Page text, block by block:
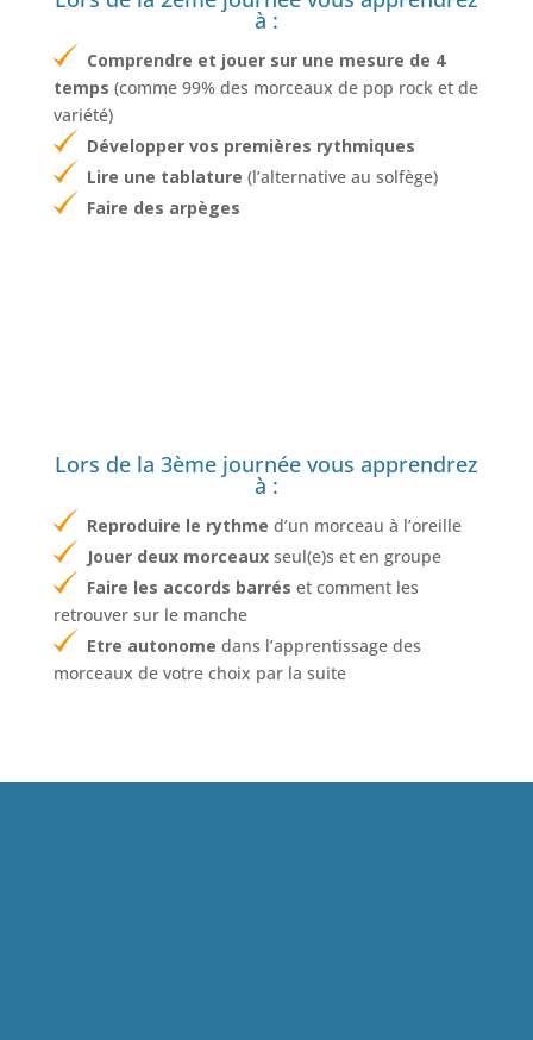
à :
Comprendre et jouer sur une mesure de 4
temps (comme 99% des morceaux de pop rock et de
variété)
Développer vos premières rythmiques
Lire une tablature (l’alternative au solfège)
Faire des arpèges
Lors de la 3ème journée vous apprendrez
à :
Reproduire le rythme d’un morceau à l’oreille
Jouer deux morceaux seul(e)s et en groupe
Faire les accords barrés et comment les
retrouver sur le manche
Etre autonome dans l’apprentissage des
morceaux de votre choix par la suite